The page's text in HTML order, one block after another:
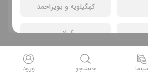
کهگیلویه و بویراحمد
گیلان
فیلم های دیگر
جستجو ورود